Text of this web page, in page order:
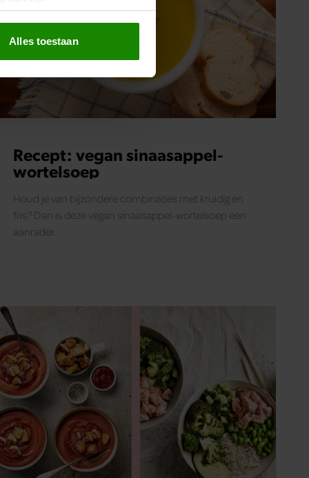
te bieden en om ons
partners voor social
die u aan ze heeft
Alles toestaan
Recept: vegan sinaasappel-
wortelsoep
Houd je van bijzondere combinaties met kruidig en
fris? Dan is deze vegan sinaasappel-wortelsoep een
aanrader.